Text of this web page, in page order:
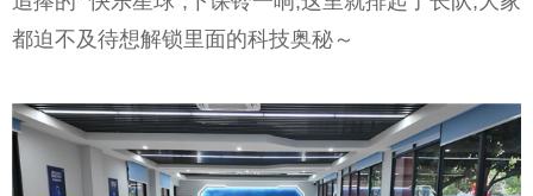
都迫不及待想解锁里面的科技奥秘～